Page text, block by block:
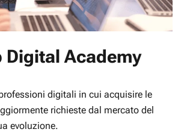
Digital Academy
digitali in cui acquisire le
richieste dal mercato del
evoluzione.